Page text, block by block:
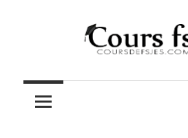
COURS
FSJES
vos
cours